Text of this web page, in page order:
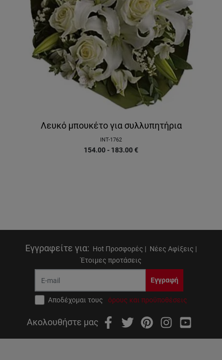
Λευκό μπουκέτο για συλλυπητήρια
INT-1762
154.00 - 183.00€
Εγγραφείτε για: Hot Προσφορές | Νέες Αφίξεις |
Έτοιμες προτάσεις
Εγγραφή
Αποδέχομαι τους όρους και προϋποθέσεις
Ακολουθήστε μας